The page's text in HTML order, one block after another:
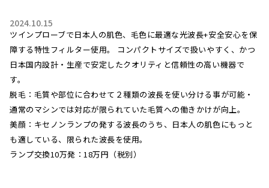
2024.10.15
ツインプローブで日本人の肌色、毛色に最適な光波長+安全安心を保
障する特性フィルター使用。 コンパクトサイズで扱いやすく、かつ
日本国内設計・生産で安定したクオリティと信頼性の高い機器で
す。
脱毛：毛質や部位に合わせて２種類の波長を使い分ける事が可能・
通常のマシンでは対応が限られていた毛質への働きかけが向上。
美顔：キセノンランプの発する波長のうち、日本人の肌色にもっと
も適している、限られた波長を使用。
ランプ交換10万発：18万円（税別）